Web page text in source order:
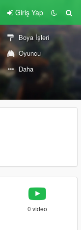
Giriş Yap
Boya İşleri
Oyuncu
Daha
0 video